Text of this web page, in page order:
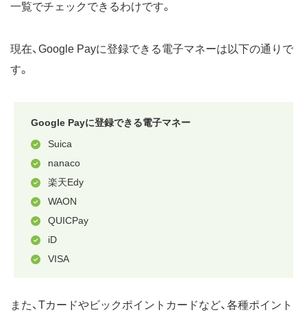
一覧でチェックできるわけです。
現在、Google Payに登録できる電子マネーは以下の通りで
す。
Google Payに登録できる電子マネー
Suica
nanaco
楽天Edy
WAON
QUICPay
iD
VISA
また、Tカードやビックポイントカードなど、各種ポイント